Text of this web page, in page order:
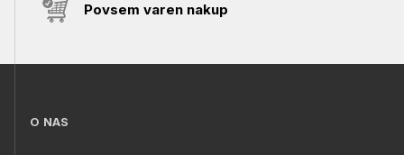
Povsem varen nakup
O NAS